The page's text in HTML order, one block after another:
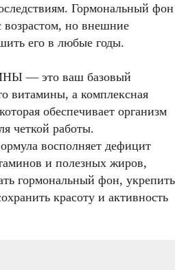
Гормональный фон
но внешние
его в любые годы.
— это ваш базовый
витамины, а комплексная
обеспечивает организм
четкой работы.
восполняет дефицит
и полезных жиров,
гормональный фон, укрепить
красоту и активность